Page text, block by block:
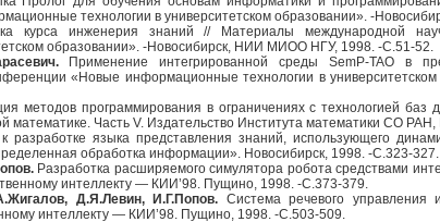
технологии в университетском образовании». -
курса инженерия знаний // Материалы международной
образовании». -Новосибирск, НИИ МИОО НГУ, 1998. -С.51-52.
Применение интегрированной среды SemP-TAO в
«Новые информационные технологии в
методов программирования в ограничениях с технологией баз
математике. Часть V. Издательство Института математики СО
разработке языка представления знаний, использующего
обработка информации». Новосибирск, 1998. -С.323-327.
Разработка расширяемого симулятора робота средствами
интеллекту — КИИ’98. Пущино, 1998. -С.373-379.
Д.Я.Левин, И.Г.Попов. Система речевого управления
интеллекту — КИИ’98. Пущино, 1998. -С.503-509.